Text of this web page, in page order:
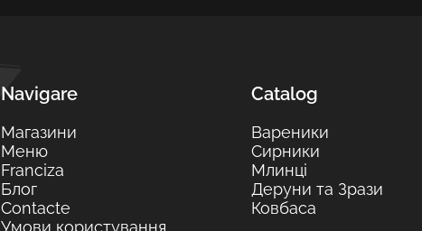
Navigare
Магазини
Меню
Franciza
Блог
Contacte
Умови користування
Catalog
Вареники
Сирники
Млинці
Деруни та Зрази
Ковбаса